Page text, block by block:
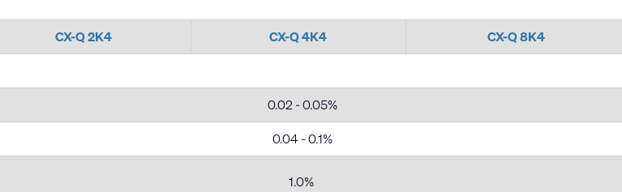
CX-Q 2K4 CX-Q 4K4
CX-Q 8K4
0.02 - 0.05%
0.04 - 0.1%
1.0%